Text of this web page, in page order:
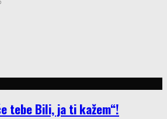
tebe Bili, ja ti kažem“!